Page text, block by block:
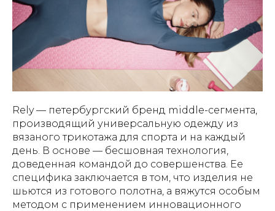
Rely — петербургский бренд middle-сегмента,
производящий универсальную одежду из
вязаного трикотажа для спорта и на каждый
день. В основе — бесшовная технология,
доведенная командой до совершенства. Ее
специфика заключается в том, что изделия не
шьются из готового полотна, а вяжутся особым
методом с применением инновационного